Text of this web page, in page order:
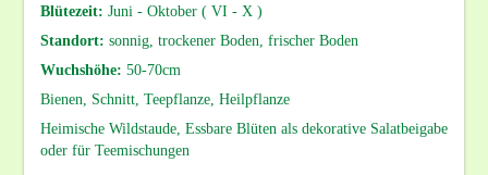
Blütezeit: Juni - Oktober ( VI - X )
Standort: sonnig, trockener Boden, frischer Boden
Wuchshöhe: 50-70cm
Bienen, Schnitt, Teepflanze, Heilpflanze
Heimische Wildstaude, Essbare Blüten als dekorative Salatbeigabe
oder für Teemischungen